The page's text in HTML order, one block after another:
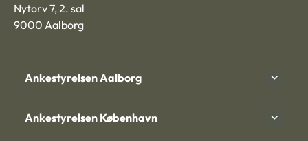
Nytorv 7, 2. sal
9000 Aalborg
Ankestyrelsen Aalborg
Ankestyrelsen København